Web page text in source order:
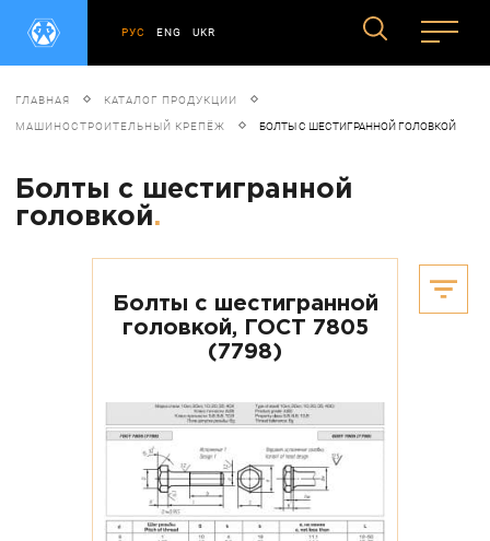
РУС ENG UKR
ГЛАВНАЯ КАТАЛОГ ПРОДУКЦИИ
МАШИНОСТРОИТЕЛЬНЫЙ КРЕПЁЖ БОЛТЫ С ШЕСТИГРАННОЙ ГОЛОВКОЙ
Болты с шестигранной
головкой.
Болты с шестигранной
головкой, ГОСТ 7805
(7798)